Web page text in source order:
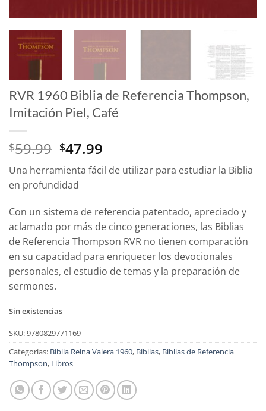
RVR 1960 Biblia de Referencia Thompson,
Imitación Piel, Café
$59.99 El
precio
original
era:
$59.99.
$47.99
precio
actual
$47.99.
Una herramienta fácil de utilizar para estudiar la Biblia
en profundidad
Con un sistema de referencia patentado, apreciado y
aclamado por más de cinco generaciones, las Biblias
de Referencia Thompson RVR no tienen comparación
en su capacidad para enriquecer los devocionales
personales, el estudio de temas y la preparación de
sermones.
Sin existencias
SKU:9780829771169
Categorías: Biblia Reina Valera 1960, Biblias, Biblias de Referencia
Thompson, Libros